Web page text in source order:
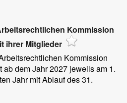
Kommission
ihrer Mitglieder
Kommission
dem Jahr 2027 jeweils am 1.
Jahr mit Ablauf des 31.